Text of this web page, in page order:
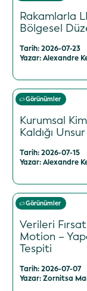
Rakamlarla
Bölgesel
Tarih: 2026-07-23
Yazar: Alexandre
Görünümler
Kurumsal
Kaldığı Unsur
Tarih: 2026-07-15
Yazar: Alexandre
Görünümler
Verileri
Motion –
Tespiti
Tarih: 2026-07-07
Yazar: Zornitsa